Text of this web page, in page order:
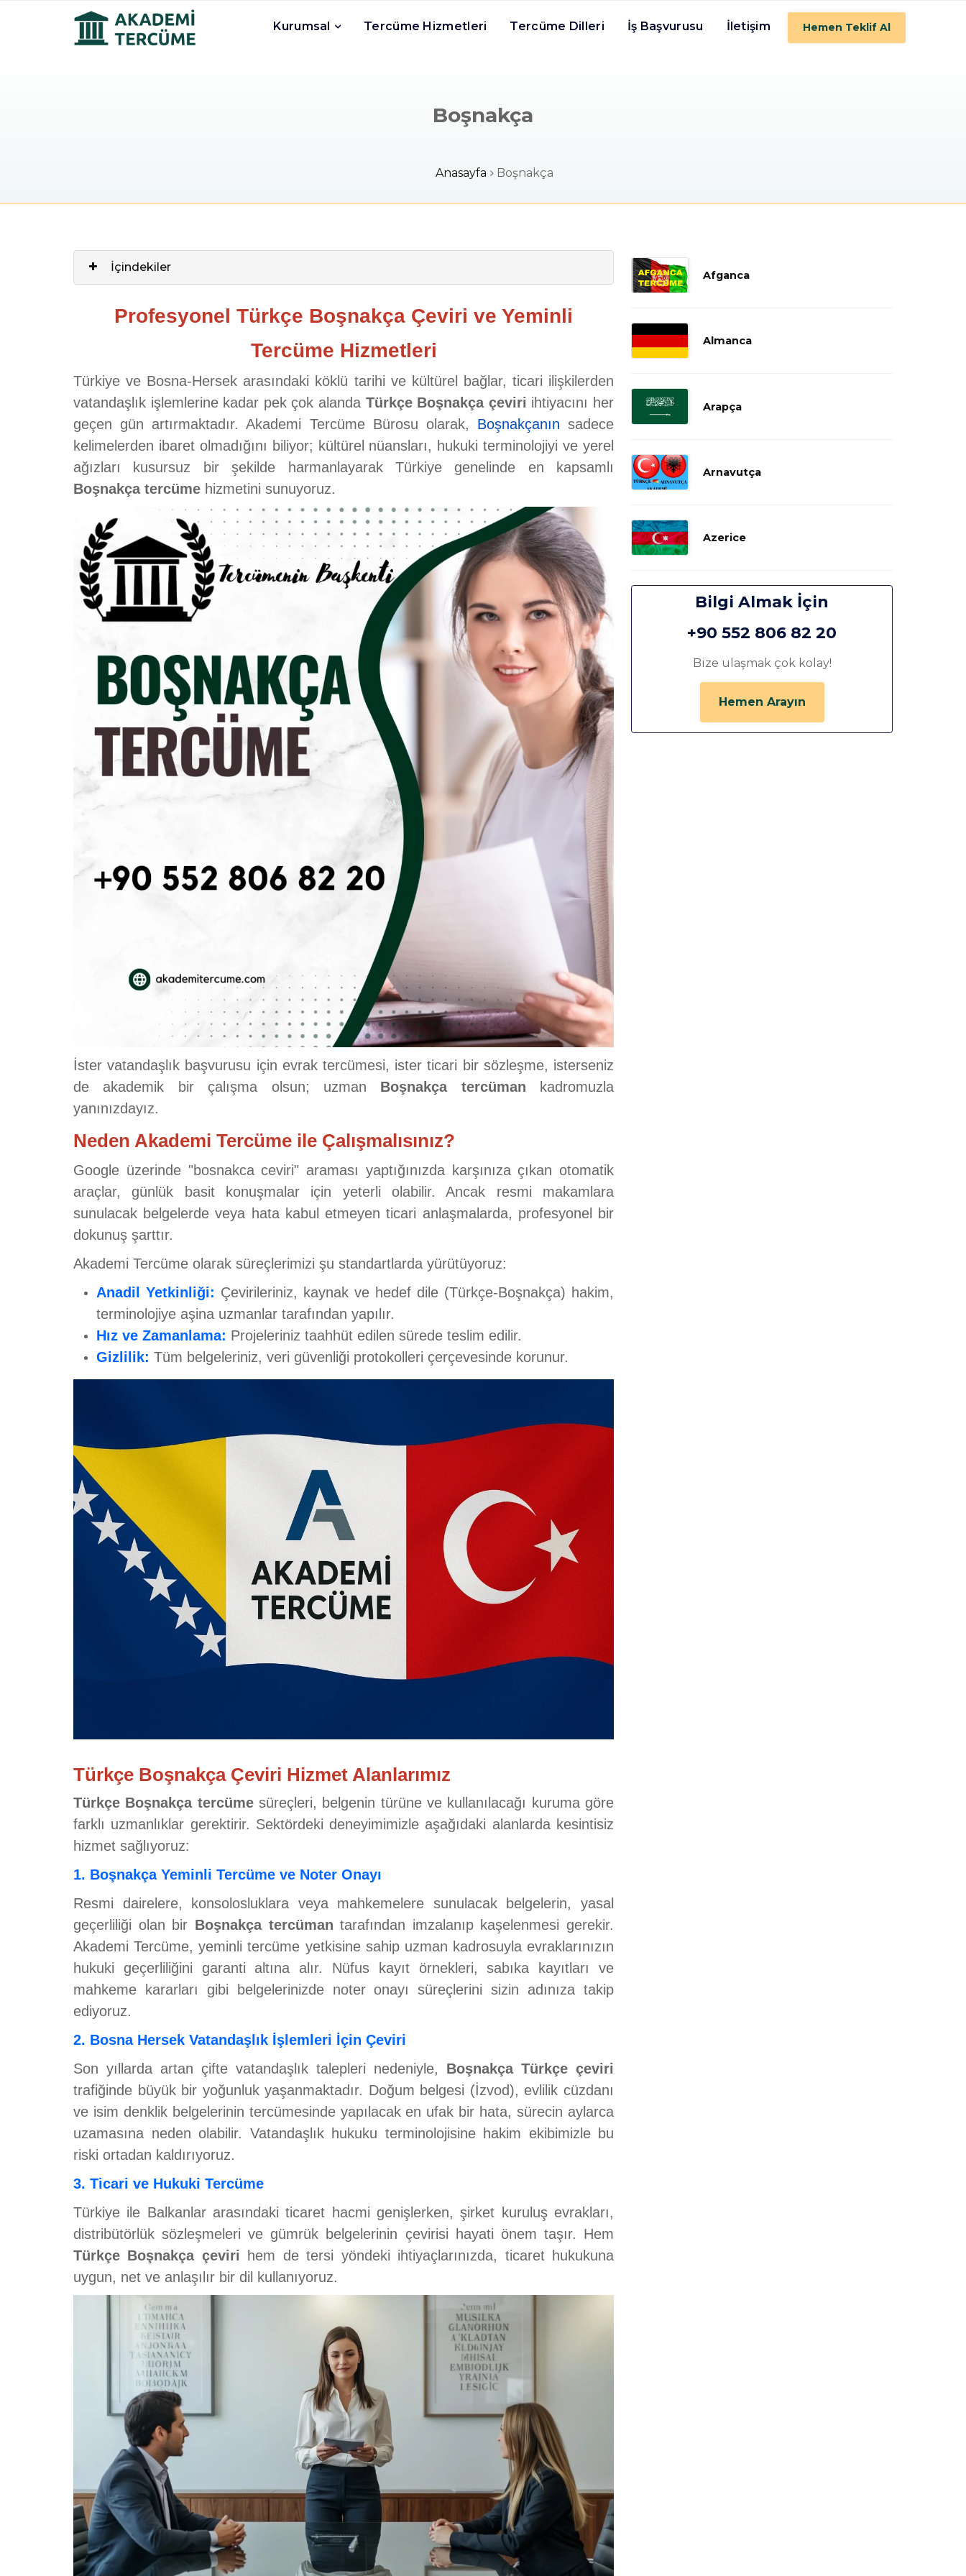
Kurumsal Tercüme Hizmetleri Tercüme Dilleri İş Başvurusu İletişim Hemen Teklif Al
Boşnakça
Anasayfa Boşnakça
İçindekiler
Profesyonel Türkçe Boşnakça Çeviri ve Yeminli
Tercüme Hizmetleri
Türkiye ve Bosna-Hersek arasındaki köklü tarihi ve kültürel bağlar, ticari ilişkilerden
vatandaşlık işlemlerine kadar pek çok alanda Türkçe Boşnakça çeviri ihtiyacını her
geçen gün artırmaktadır. Akademi Tercüme Bürosu olarak, Boşnakçanın sadece
kelimelerden ibaret olmadığını biliyor; kültürel nüansları, hukuki terminolojiyi ve yerel
ağızları kusursuz bir şekilde harmanlayarak Türkiye genelinde en kapsamlı
Boşnakça tercüme hizmetini sunuyoruz.
İster vatandaşlık başvurusu için evrak tercümesi, ister ticari bir sözleşme, isterseniz
de akademik bir çalışma olsun; uzman Boşnakça tercüman kadromuzla
yanınızdayız.
Neden Akademi Tercüme ile Çalışmalısınız?
Google üzerinde "bosnakca ceviri" araması yaptığınızda karşınıza çıkan otomatik
araçlar, günlük basit konuşmalar için yeterli olabilir. Ancak resmi makamlara
sunulacak belgelerde veya hata kabul etmeyen ticari anlaşmalarda, profesyonel bir
dokunuş şarttır.
Akademi Tercüme olarak süreçlerimizi şu standartlarda yürütüyoruz:
Anadil Yetkinliği: Çevirileriniz, kaynak ve hedef dile (Türkçe-Boşnakça) hakim,
terminolojiye aşina uzmanlar tarafından yapılır.
Hız ve Zamanlama: Projeleriniz taahhüt edilen sürede teslim edilir.
Gizlilik: Tüm belgeleriniz, veri güvenliği protokolleri çerçevesinde korunur.
Türkçe Boşnakça Çeviri Hizmet Alanlarımız
Türkçe Boşnakça tercümesüreçleri, belgenin türüne ve kullanılacağı kuruma göre
farklı uzmanlıklar gerektirir. Sektördeki deneyimimizle aşağıdaki alanlarda kesintisiz
hizmet sağlıyoruz:
1. Boşnakça Yeminli Tercüme ve Noter Onayı
Resmi dairelere, konsolosluklara veya mahkemelere sunulacak belgelerin, yasal
geçerliliği olan bir Boşnakça tercüman tarafından imzalanıp kaşelenmesi gerekir.
Akademi Tercüme, yeminli tercüme yetkisine sahip uzman kadrosuyla evraklarınızın
hukuki geçerliliğini garanti altına alır. Nüfus kayıt örnekleri, sabıka kayıtları ve
mahkeme kararları gibi belgelerinizde noter onayı süreçlerini sizin adınıza takip
ediyoruz.
2. Bosna Hersek Vatandaşlık İşlemleri İçin Çeviri
Son yıllarda artan çifte vatandaşlık talepleri nedeniyle, Boşnakça Türkçe çeviri
trafiğinde büyük bir yoğunluk yaşanmaktadır. Doğum belgesi (İzvod), evlilik cüzdanı
ve isim denklik belgelerinin tercümesinde yapılacak en ufak bir hata, sürecin aylarca
uzamasına neden olabilir. Vatandaşlık hukuku terminolojisine hakim ekibimizle bu
riski ortadan kaldırıyoruz.
3. Ticari ve Hukuki Tercüme
Türkiye ile Balkanlar arasındaki ticaret hacmi genişlerken, şirket kuruluş evrakları,
distribütörlük sözleşmeleri ve gümrük belgelerinin çevirisi hayati önem taşır. Hem
Türkçe Boşnakça çeviri hem de tersi yöndeki ihtiyaçlarınızda, ticaret hukukuna
uygun, net ve anlaşılır bir dil kullanıyoruz.
Afganca
Almanca
Arapça
Arnavutça
Azerice
Bilgi Almak İçin
+90 552 806 82 20
Bize ulaşmak çok kolay!
Hemen Arayın